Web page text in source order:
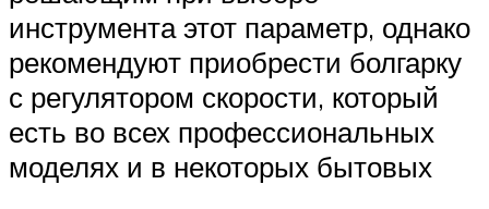
инструмента этот параметр, однако
рекомендуют приобрести болгарку
с регулятором скорости, который
есть во всех профессиональных
моделях и в некоторых бытовых